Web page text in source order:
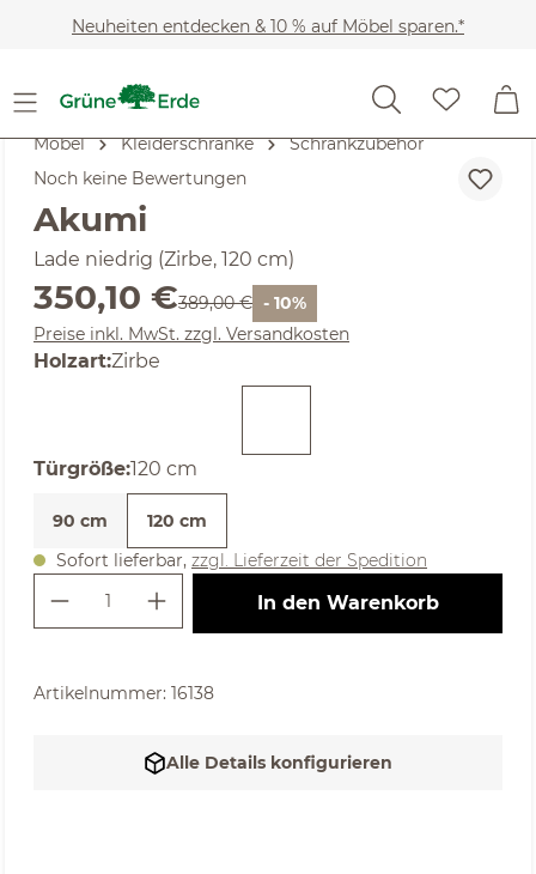
Zum Hauptinhalt springen
Neuheiten entdecken & 10 % auf Möbel sparen.*
Möbel Kleiderschränke
Schrankzubehör
Noch keine Bewertungen
Akumi
Lade niedrig (Zirbe, 120 cm)
Verkaufspreis:
350,10 €Regulärer Preis:
389,00 € - 10%
Preise inkl. MwSt. zzgl. Versandkosten
Holzartauswählen
:Zirbe
Türgrößeauswählen
:120 cm
90 cm
120 cm
Sofort lieferbar, zzgl. Lieferzeit der Spedition
Produkt Anzahl: Gib den
In den Warenkorb
Artikelnummer: 16138
Alle Details konfigurieren